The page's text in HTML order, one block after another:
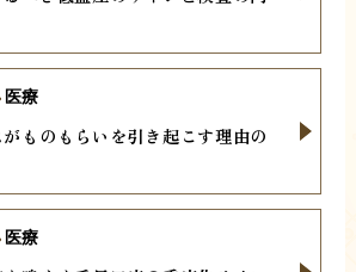
ものもらいを引き起こす理由の
医療
医療